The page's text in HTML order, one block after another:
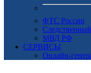
ФТС России
МВД РФ
СЕРВИСЫ
Онлайн-